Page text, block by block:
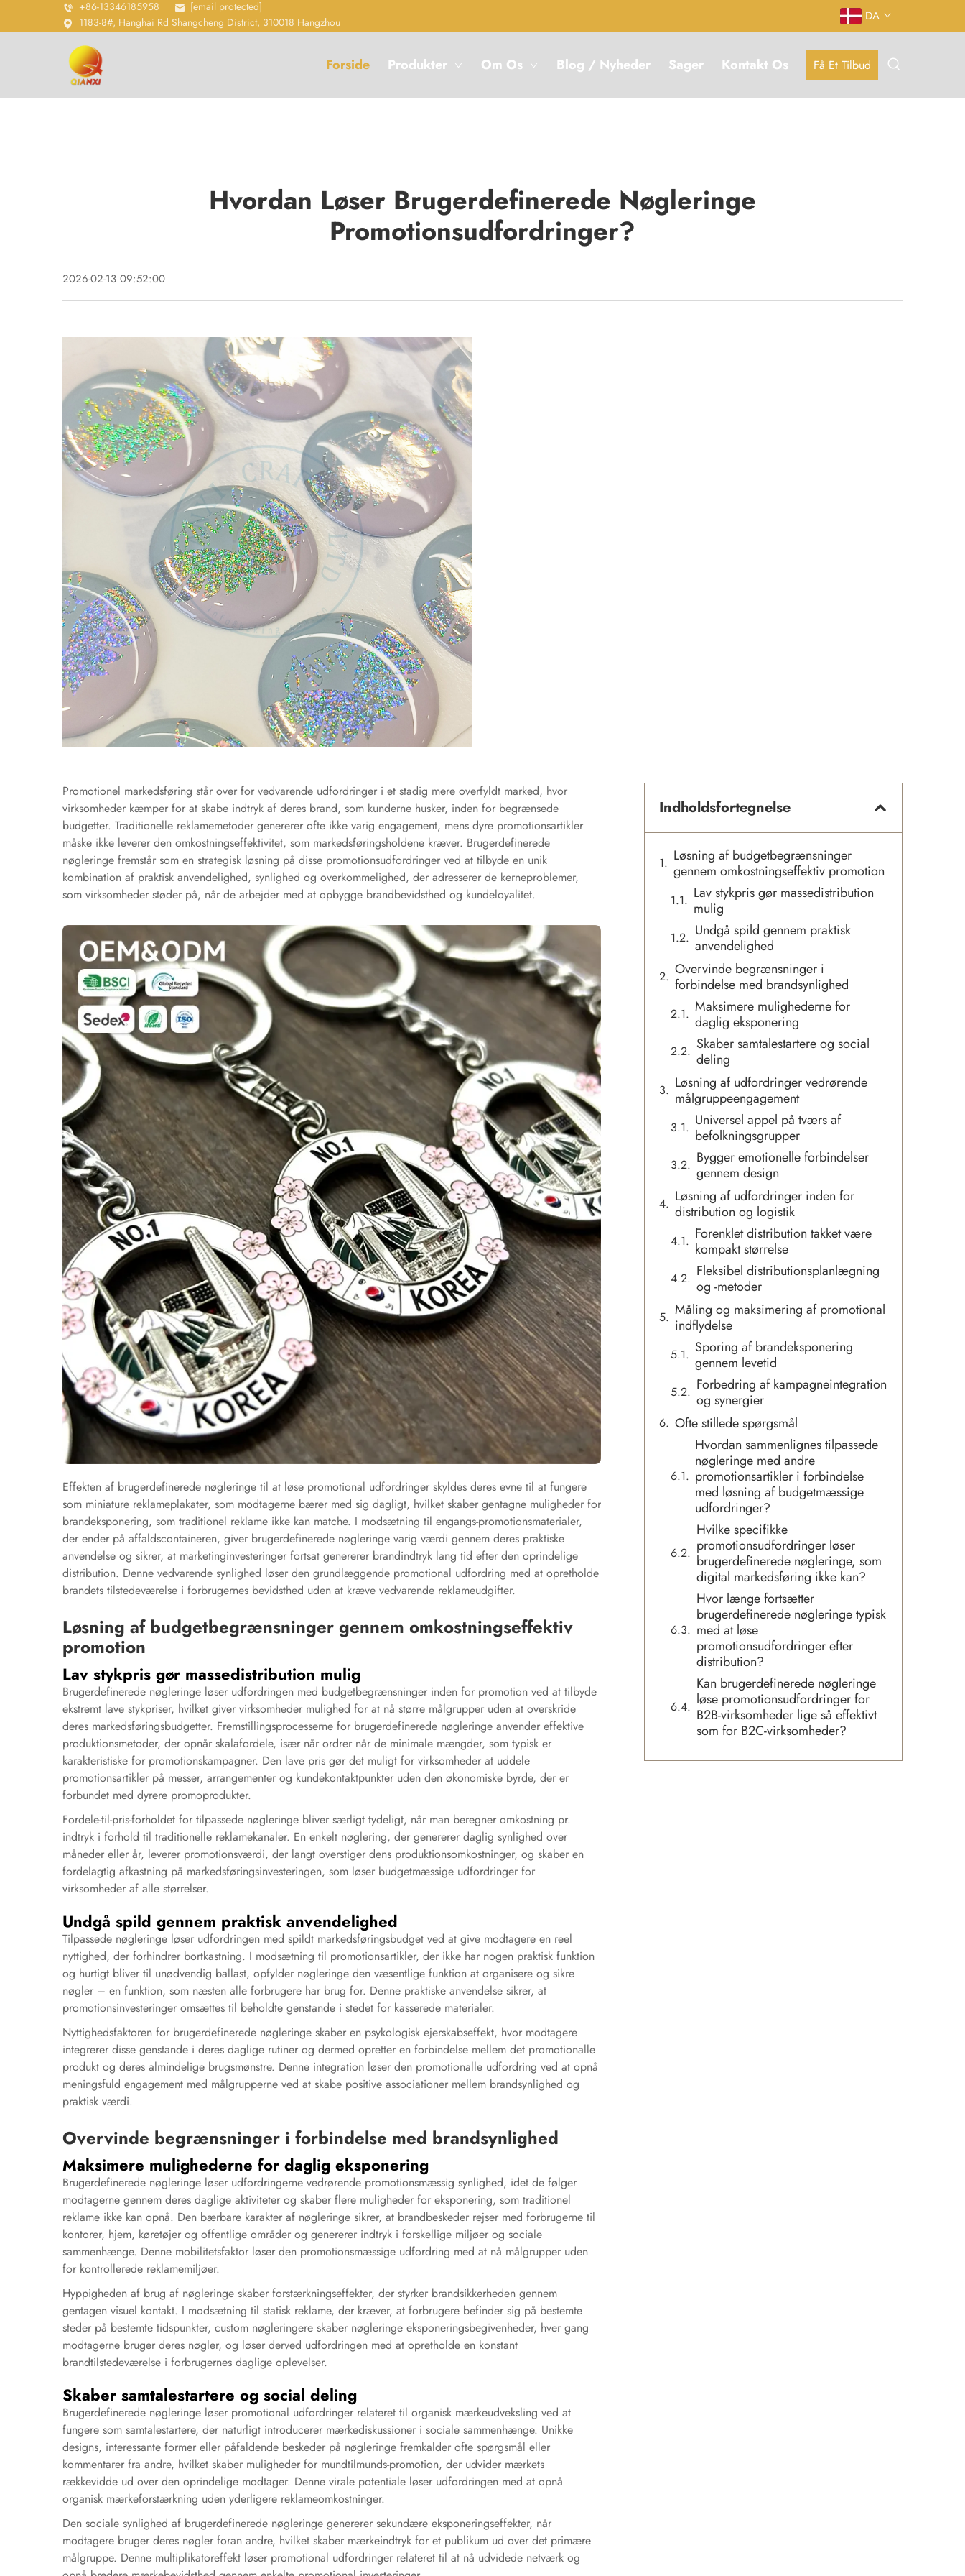
+86-13346185958
[email protected]
1183-8#, Hanghai Rd Shangcheng District, 310018 Hangzhou
DA
Forside Produkter Om Os Blog / Nyheder Sager Kontakt Os Få Et Tilbud
Hvordan Løser Brugerdefinerede Nøgleringe
Promotionsudfordringer?
2026-02-13 09:52:00
Promotionel markedsføring står over for vedvarende udfordringer i et stadig mere overfyldt marked, hvor
virksomheder kæmper for at skabe indtryk af deres brand, som kunderne husker, inden for begrænsede
budgetter. Traditionelle reklamemetoder genererer ofte ikke varig engagement, mens dyre promotionsartikler
måske ikke leverer den omkostningseffektivitet, som markedsføringsholdene kræver. Brugerdefinerede
nøgleringe fremstår som en strategisk løsning på disse promotionsudfordringer ved at tilbyde en unik
kombination af praktisk anvendelighed, synlighed og overkommelighed, der adresserer de kerneproblemer,
som virksomheder støder på, når de arbejder med at opbygge brandbevidsthed og kundeloyalitet.
Effekten af brugerdefinerede nøgleringe til at løse promotional udfordringer skyldes deres evne til at fungere
som miniature reklameplakater, som modtagerne bærer med sig dagligt, hvilket skaber gentagne muligheder for
brandeksponering, som traditionel reklame ikke kan matche. I modsætning til engangs-promotionsmaterialer,
der ender på affaldscontaineren, giver brugerdefinerede nøgleringe varig værdi gennem deres praktiske
anvendelse og sikrer, at marketinginvesteringer fortsat genererer brandindtryk lang tid efter den oprindelige
distribution. Denne vedvarende synlighed løser den grundlæggende promotional udfordring med at opretholde
brandets tilstedeværelse i forbrugernes bevidsthed uden at kræve vedvarende reklameudgifter.
Løsning af budgetbegrænsninger gennem omkostningseffektiv
promotion
Lav stykpris gør massedistribution mulig
Brugerdefinerede nøgleringe løser udfordringen med budgetbegrænsninger inden for promotion ved at tilbyde
ekstremt lave stykpriser, hvilket giver virksomheder mulighed for at nå større målgrupper uden at overskride
deres markedsføringsbudgetter. Fremstillingsprocesserne for brugerdefinerede nøgleringe anvender effektive
produktionsmetoder, der opnår skalafordele, især når ordrer når de minimale mængder, som typisk er
karakteristiske for promotionskampagner. Den lave pris gør det muligt for virksomheder at uddele
promotionsartikler på messer, arrangementer og kundekontaktpunkter uden den økonomiske byrde, der er
forbundet med dyrere promoprodukter.
Fordele-til-pris-forholdet for tilpassede nøgleringe bliver særligt tydeligt, når man beregner omkostning pr.
indtryk i forhold til traditionelle reklamekanaler. En enkelt nøglering, der genererer daglig synlighed over
måneder eller år, leverer promotionsværdi, der langt overstiger dens produktionsomkostninger, og skaber en
fordelagtig afkastning på markedsføringsinvesteringen, som løser budgetmæssige udfordringer for
virksomheder af alle størrelser.
Undgå spild gennem praktisk anvendelighed
Tilpassede nøgleringe løser udfordringen med spildt markedsføringsbudget ved at give modtagere en reel
nyttighed, der forhindrer bortkastning. I modsætning til promotionsartikler, der ikke har nogen praktisk funktion
og hurtigt bliver til unødvendig ballast, opfylder nøgleringe den væsentlige funktion at organisere og sikre
nøgler – en funktion, som næsten alle forbrugere har brug for. Denne praktiske anvendelse sikrer, at
promotionsinvesteringer omsættes til beholdte genstande i stedet for kasserede materialer.
Nyttighedsfaktoren for brugerdefinerede nøgleringe skaber en psykologisk ejerskabseffekt, hvor modtagere
integrerer disse genstande i deres daglige rutiner og dermed opretter en forbindelse mellem det promotionalle
produkt og deres almindelige brugsmønstre. Denne integration løser den promotionalle udfordring ved at opnå
meningsfuld engagement med målgrupperne ved at skabe positive associationer mellem brandsynlighed og
praktisk værdi.
Overvinde begrænsninger i forbindelse med brandsynlighed
Maksimere mulighederne for daglig eksponering
Brugerdefinerede nøgleringe løser udfordringerne vedrørende promotionsmæssig synlighed, idet de følger
modtagerne gennem deres daglige aktiviteter og skaber flere muligheder for eksponering, som traditionel
reklame ikke kan opnå. Den bærbare karakter af nøgleringe sikrer, at brandbeskeder rejser med forbrugerne til
kontorer, hjem, køretøjer og offentlige områder og genererer indtryk i forskellige miljøer og sociale
sammenhænge. Denne mobilitetsfaktor løser den promotionsmæssige udfordring med at nå målgrupper uden
for kontrollerede reklamemiljøer.
Hyppigheden af brug af nøgleringe skaber forstærkningseffekter, der styrker brandsikkerheden gennem
gentagen visuel kontakt. I modsætning til statisk reklame, der kræver, at forbrugere befinder sig på bestemte
steder på bestemte tidspunkter, custom nøgleringere skaber nøgleringe eksponeringsbegivenheder, hver gang
modtagerne bruger deres nøgler, og løser derved udfordringen med at opretholde en konstant
brandtilstedeværelse i forbrugernes daglige oplevelser.
Skaber samtalestartere og social deling
Brugerdefinerede nøgleringe løser promotional udfordringer relateret til organisk mærkeudveksling ved at
fungere som samtalestartere, der naturligt introducerer mærkediskussioner i sociale sammenhænge. Unikke
designs, interessante former eller påfaldende beskeder på nøgleringe fremkalder ofte spørgsmål eller
kommentarer fra andre, hvilket skaber muligheder for mundtilmunds-promotion, der udvider mærkets
rækkevidde ud over den oprindelige modtager. Denne virale potentiale løser udfordringen med at opnå
organisk mærkeforstærkning uden yderligere reklameomkostninger.
Den sociale synlighed af brugerdefinerede nøgleringe genererer sekundære eksponeringseffekter, når
modtagere bruger deres nøgler foran andre, hvilket skaber mærkeindtryk for et publikum ud over det primære
målgruppe. Denne multiplikatoreffekt løser promotional udfordringer relateret til at nå udvidede netværk og
Indholdsfortegnelse
Løsning af budgetbegrænsninger
gennem omkostningseffektiv promotion
Lav stykpris gør massedistribution
mulig
Undgå spild gennem praktisk
anvendelighed
Overvinde begrænsninger i
forbindelse med brandsynlighed
Maksimere mulighederne for
daglig eksponering
Skaber samtalestartere og social
deling
Løsning af udfordringer vedrørende
målgruppeengagement
Universel appel på tværs af
befolkningsgrupper
Bygger emotionelle forbindelser
gennem design
Løsning af udfordringer inden for
distribution og logistik
Forenklet distribution takket være
kompakt størrelse
Fleksibel distributionsplanlægning
og -metoder
Måling og maksimering af promotional
indflydelse
Sporing af brandeksponering
gennem levetid
Forbedring af kampagneintegration
og synergier
Ofte stillede spørgsmål
Hvordan sammenlignes tilpassede
nøgleringe med andre
promotionsartikler i forbindelse
med løsning af budgetmæssige
udfordringer?
Hvilke specifikke
promotionsudfordringer løser
brugerdefinerede nøgleringe, som
digital markedsføring ikke kan?
Hvor længe fortsætter
brugerdefinerede nøgleringe typisk
med at løse
promotionsudfordringer efter
distribution?
Kan brugerdefinerede nøgleringe
løse promotionsudfordringer for
B2B-virksomheder lige så effektivt
som for B2C-virksomheder?